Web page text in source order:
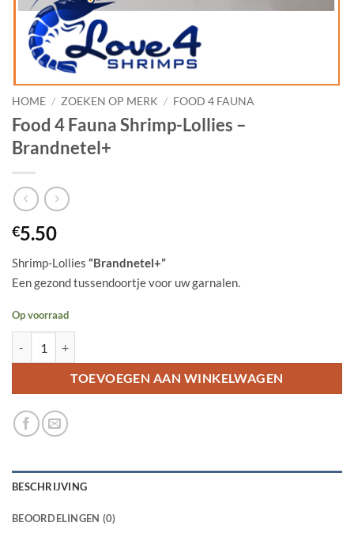
HOME / ZOEKEN OP MERK / FOOD 4 FAUNA
Food 4 Fauna Shrimp-Lollies –
Brandnetel+
€5.50
Shrimp-Lollies “Brandnetel+”
Een gezond tussendoortje voor uw garnalen.
Op voorraad
TOEVOEGEN AAN WINKELWAGEN
BESCHRIJVING
BEOORDELINGEN (0)